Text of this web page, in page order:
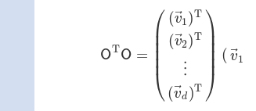
OTO =
⎛
⎝
⎜⎜
⎜⎜⎜
(v⃗1)T
(v⃗
2)T
⋮
(v⃗
d )T
⎞
⎠
⎟⎟⎟⎟
⎟ ( v⃗1
OTO=( (v→ T ⋮(v→